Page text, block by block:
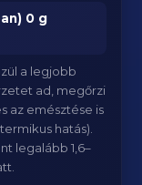
0 g
a legjobb
ad, megőrzi
az emésztése is
hatás).
legalább 1,6–